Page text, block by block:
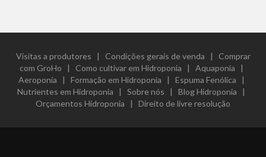
Visitas a produtores | Condições gerais de venda | Comprar
com GroHo | Como cultivar em Hidroponia | Aquaponia |
Aeroponia | Formação em Hidroponia | Espuma Fenólica |
Nutrientes em Hidroponia | Sobre nós | Blog Hidroponia |
Orçamentos Hidroponia | Direito de livre resolução